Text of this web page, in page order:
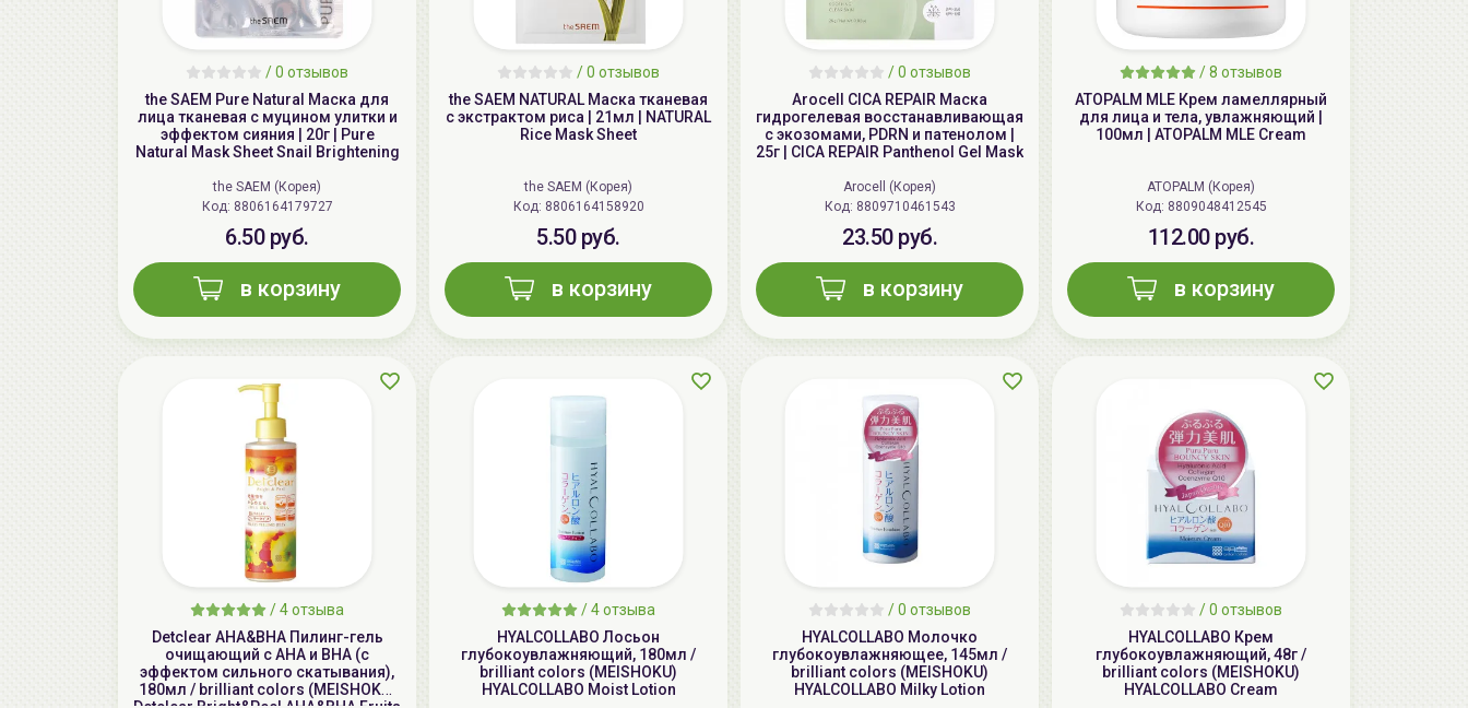
/0 отзывов
the SAEM Pure Natural Маска для
лица тканевая с муцином улитки и
эффектом сияния | 20г | Pure
Natural Mask Sheet Snail Brightening
the SAEM (Корея)
Код: 8806164179727
6.50 руб.
в корзину
/0 отзывов
the SAEM NATURAL Маска тканевая
с экстрактом риса | 21мл | NATURAL
Rice Mask Sheet
the SAEM (Корея)
Код: 8806164158920
5.50 руб.
в корзину
/0 отзывов
Arocell CICA REPAIR Маска
гидрогелевая восстанавливающая
с экозомами, PDRN и патенолом |
25г | CICA REPAIR Panthenol Gel Mask
Arocell (Корея)
Код: 8809710461543
23.50 руб.
в корзину
/8 отзывов
ATOPALM MLE Крем ламеллярный
для лица и тела, увлажняющий |
100мл | ATOPALM MLE Cream
ATOPALM (Корея)
Код: 8809048412545
112.00 руб.
в корзину
/4 отзыва
Detclear AHA&BHA Пилинг-гель
очищающий с AHA и BHA (с
эффектом сильного скатывания),
180мл / brilliant colors (MEISHOKU)
/4 отзыва
HYALCOLLABO Лосьон
глубокоувлажняющий, 180мл /
brilliant colors (MEISHOKU)
HYALCOLLABO Moist Lotion
/0 отзывов
HYALCOLLABO Молочко
глубокоувлажняющее, 145мл /
brilliant colors (MEISHOKU)
HYALCOLLABO Milky Lotion
/0 отзывов
HYALCOLLABO Крем
глубокоувлажняющий, 48г /
brilliant colors (MEISHOKU)
HYALCOLLABO Cream